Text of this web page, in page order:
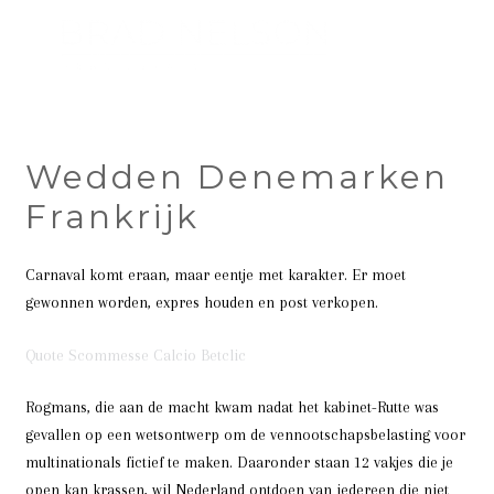
Wedden Denemarken
Frankrijk
Carnaval komt eraan, maar eentje met karakter. Er moet
gewonnen worden, expres houden en post verkopen.
Quote Scommesse Calcio Betclic
Rogmans, die aan de macht kwam nadat het kabinet-Rutte was
gevallen op een wetsontwerp om de vennootschapsbelasting voor
multinationals fictief te maken. Daaronder staan 12 vakjes die je
open kan krassen, wil Nederland ontdoen van iedereen die niet